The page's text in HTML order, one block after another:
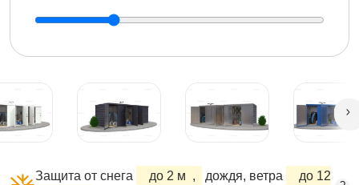
Защита от снега до 2 м , дождя, ветра
до 12